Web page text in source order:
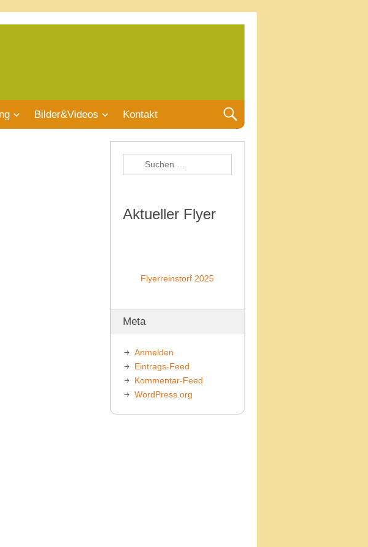
Bilder&Videos Kontakt
Aktueller Flyer
Flyerreinstorf 2025
Meta
Anmelden
Eintrags-Feed
Kommentar-Feed
WordPress.org